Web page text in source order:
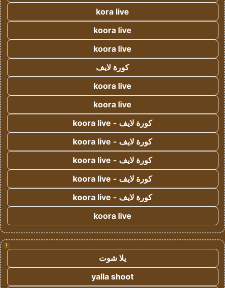
kora live
koora live
koora live
كورة لايف
koora live
koora live
كورة لايف - koora live
كورة لايف - koora live
كورة لايف - koora live
كورة لايف - koora live
كورة لايف - koora live
koora live
!
يلا شوت
yalla shoot